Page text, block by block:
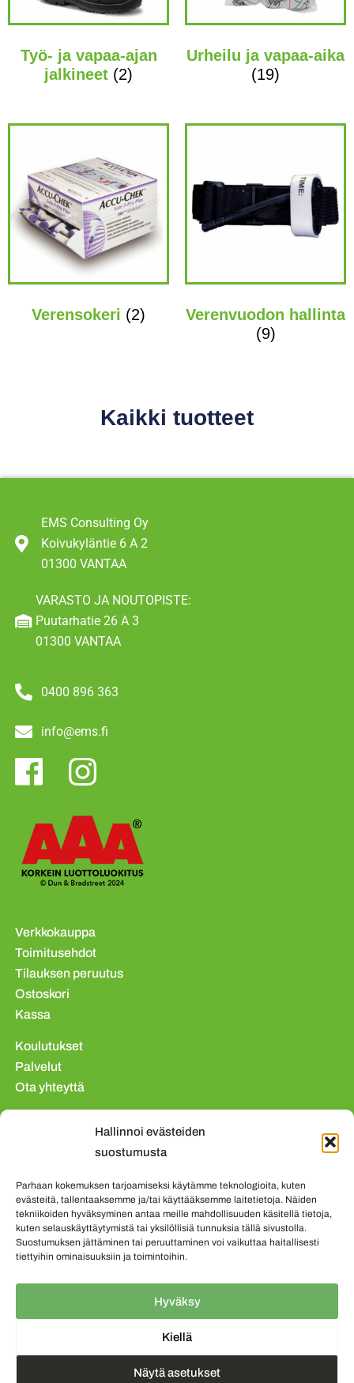
Hallinnoi evästeiden
suostumusta
Parhaan kokemuksen tarjoamiseksi käytämme teknologioita, kuten
evästeitä, tallentaaksemme ja/tai käyttääksemme laitetietoja. Näiden
tekniikoiden hyväksyminen antaa meille mahdollisuuden käsitellä tietoja,
kuten selauskäyttäytymistä tai yksilöllisiä tunnuksia tällä sivustolla.
Suostumuksen jättäminen tai peruuttaminen voi vaikuttaa haitallisesti
tiettyihin ominaisuuksiin ja toimintoihin.
Hyväksy
Kiellä
Näytä asetukset
Työ- ja vapaa-ajan
jalkineet (2)
Urheilu ja vapaa-aika
(19)
Verensokeri (2)
Verenvuodon hallinta
(9)
Kaikki tuotteet
EMS Consulting Oy
Koivukyläntie 6 A 2
01300 VANTAA
VARASTO JA NOUTOPISTE:
Puutarhatie 26 A 3
01300 VANTAA
0400 896 363
info@ems.fi
Verkkokauppa
Toimitusehdot
Tilauksen peruutus
Ostoskori
Kassa
Koulutukset
Palvelut
Ota yhteyttä
Evästekäytäntö (EU)